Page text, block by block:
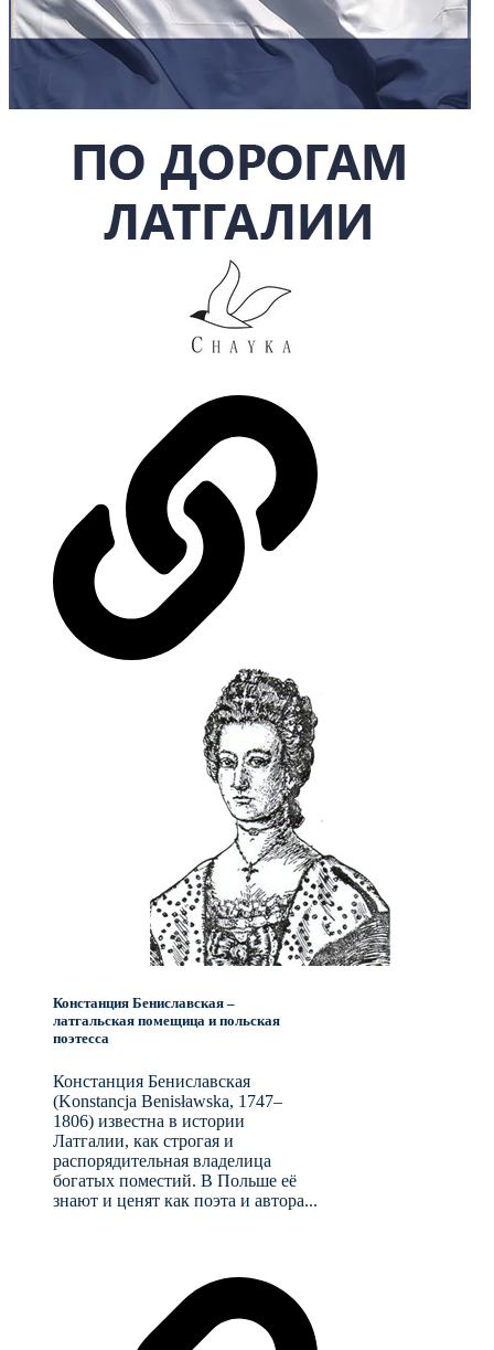
Констанция Бениславская –
латгальская помещица и польская
поэтесса
Констанция Бениславская
(Konstancja Benisławska, 1747–
1806) известна в истории
Латгалии, как строгая и
распорядительная владелица
богатых поместий. В Польше её
знают и ценят как поэта и автора...